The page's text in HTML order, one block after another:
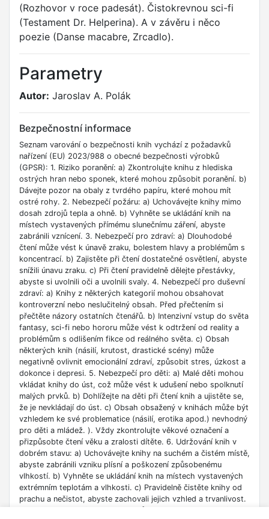
(Rozhovor v roce padesát). Čistokrevnou sci-fi
(Testament Dr. Helperina). A v závěru i něco
poezie (Danse macabre, Zrcadlo).
Parametry
Autor: Jaroslav A. Polák
Bezpečnostní informace
Seznam varování o bezpečnosti knih vychází z požadavků
nařízení (EU) 2023/988 o obecné bezpečnosti výrobků
(GPSR): 1. Riziko poranění: a) Zkontrolujte knihu z hlediska
ostrých hran nebo sponek, které mohou způsobit poranění. b)
Dávejte pozor na obaly z tvrdého papíru, které mohou mít
ostré rohy. 2. Nebezpečí požáru: a) Uchovávejte knihy mimo
dosah zdrojů tepla a ohně. b) Vyhněte se ukládání knih na
místech vystavených přímému slunečnímu záření, abyste
zabránili vznícení. 3. Nebezpečí pro zdraví: a) Dlouhodobé
čtení může vést k únavě zraku, bolestem hlavy a problémům s
koncentrací. b) Zajistěte při čtení dostatečné osvětlení, abyste
snížili únavu zraku. c) Při čtení pravidelně dělejte přestávky,
abyste si uvolnili oči a uvolnili svaly. 4. Nebezpečí pro duševní
zdraví: a) Knihy z některých kategorií mohou obsahovat
kontroverzní nebo neslučitelný obsah. Před přečtením si
přečtěte názory ostatních čtenářů. b) Intenzivní vstup do světa
fantasy, sci-fi nebo hororu může vést k odtržení od reality a
problémům s odlišením fikce od reálného světa. c) Obsah
některých knih (násilí, krutost, drastické scény) může
negativně ovlivnit emocionální zdraví, způsobit stres, úzkost a
dokonce i depresi. 5. Nebezpečí pro děti: a) Malé děti mohou
vkládat knihy do úst, což může vést k udušení nebo spolknutí
malých prvků. b) Dohlížejte na děti při čtení knih a ujistěte se,
že je nevkládají do úst. c) Obsah obsažený v knihách může být
vzhledem ke své problematice (násilí, erotika apod.) nevhodný
pro děti a mládež. ). Vždy zkontrolujte věkové označení a
přizpůsobte čtení věku a zralosti dítěte. 6. Udržování knih v
dobrém stavu: a) Uchovávejte knihy na suchém a čistém místě,
abyste zabránili vzniku plísní a poškození způsobenému
vlhkostí. b) Vyhněte se ukládání knih na místech vystavených
extrémním teplotám a vlhkosti. c) Pravidelně čistěte knihy od
prachu a nečistot, abyste zachovali jejich vzhled a trvanlivost.